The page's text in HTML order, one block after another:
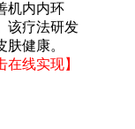
机内内环
该疗法研发
健康。
在线实现】